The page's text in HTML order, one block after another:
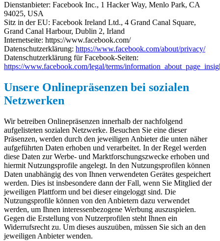
Dienstanbieter: Facebook Inc., 1 Hacker Way, Menlo Park, CA
94025, USA
Sitz in der EU: Facebook Ireland Ltd., 4 Grand Canal Square,
Grand Canal Harbour, Dublin 2, Irland
Internetseite: https://www.facebook.com/
Datenschutzerklärung: https://www.facebook.com/about/privacy/
Datenschutzerklärung für Facebook-Seiten:
https://www.facebook.com/legal/terms/
Unsere Onlinepräsenzen bei sozialen
Netzwerken
Wir betreiben Onlinepräsenzen innerhalb der nachfolgend
aufgelisteten sozialen Netzwerke. Besuchen Sie eine dieser
Präsenzen, werden durch den jeweiligen Anbieter die unten näher
aufgeführten Daten erhoben und verarbeitet. In der Regel werden
diese Daten zur Werbe- und Marktforschungszwecke erhoben und
hiermit Nutzungsprofile angelegt. In den Nutzungsprofilen können
Daten unabhängig des von Ihnen verwendeten Gerätes gespeichert
werden. Dies ist insbesondere dann der Fall, wenn Sie Mitglied der
jeweiligen Plattform und bei dieser eingeloggt sind. Die
Nutzungsprofile können von den Anbietern dazu verwendet
werden, um Ihnen interessenbezogene Werbung auszuspielen.
Gegen die Erstellung von Nutzerprofilen steht Ihnen ein
Widerrufsrecht zu. Um dieses auszuüben, müssen Sie sich an den
jeweiligen Anbieter wenden.